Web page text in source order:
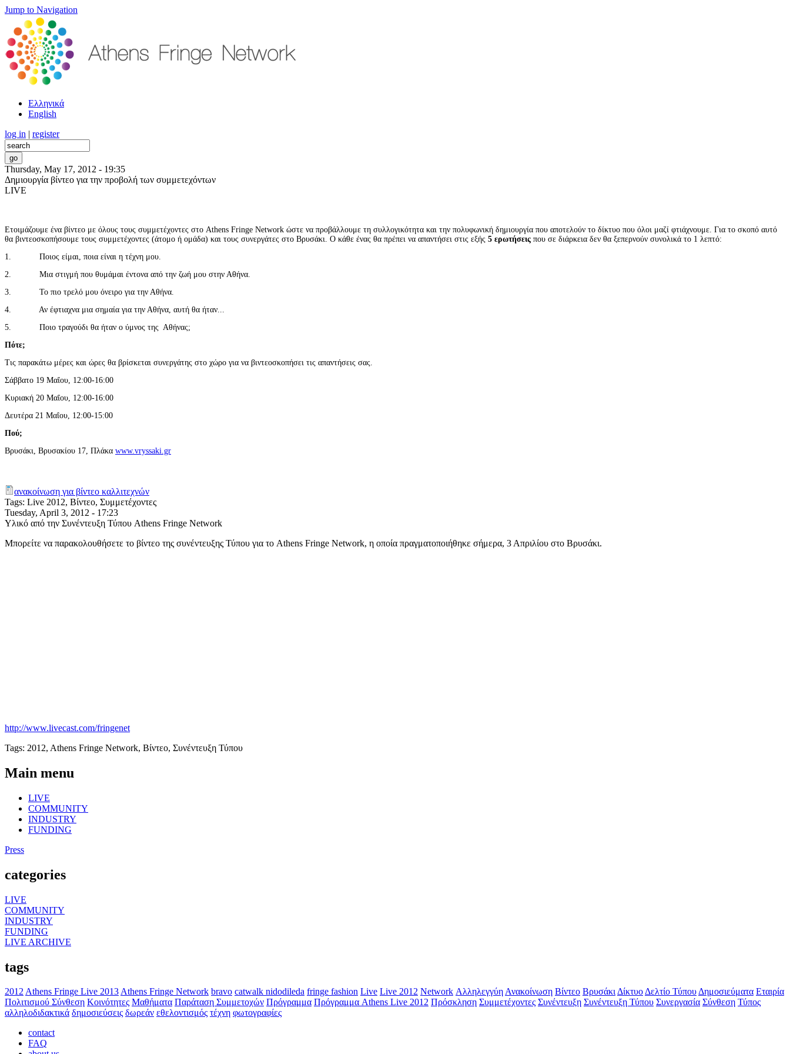
Jump to Navigation
Ελληνικά
English
log in | register
Thursday, May 17, 2012 - 19:35
Δημιουργία βίντεο για την προβολή των συμμετεχόντων
LIVE
Ετοιμάζουμε ένα βίντεο με όλους τους συμμετέχοντες στο Athens Fringe Network ώστε να προβάλλουμε τη συλλογικότητα και την πολυφωνική δημιουργία που αποτελούν το δίκτυο που όλοι μαζί φτιάχνουμε. Για το σκοπό αυτό
θα βιντεοσκοπήσουμε τους συμμετέχοντες (άτομο ή ομάδα) και τους συνεργάτες στο Βρυσάκι. Ο κάθε ένας θα πρέπει να απαντήσει στις εξής 5 ερωτήσεις που σε διάρκεια δεν θα ξεπερνούν συνολικά το 1 λεπτό:
1. Ποιος είμαι, ποια είναι η τέχνη μου.
2. Μια στιγμή που θυμάμαι έντονα από την ζωή μου στην Αθήνα.
3. Το πιο τρελό μου όνειρο για την Αθήνα.
4. Αν έφτιαχνα μια σημαία για την Αθήνα, αυτή θα ήταν...
5. Ποιο τραγούδι θα ήταν ο ύμνος της Αθήνας;
Πότε;
Τις παρακάτω μέρες και ώρες θα βρίσκεται συνεργάτης στο χώρο για να βιντεοσκοπήσει τις απαντήσεις σας.
Σάββατο 19 Μαΐου, 12:00-16:00
Κυριακή 20 Μαΐου, 12:00-16:00
Δευτέρα 21 Μαΐου, 12:00-15:00
Πού;
Βρυσάκι, Βρυσακίου 17, Πλάκα www.vryssaki.gr
ανακοίνωση για βίντεο καλλιτεχνών
Tags: Live 2012, Βίντεο, Συμμετέχοντες
Tuesday, April 3, 2012 - 17:23
Υλικό από την Συνέντευξη Τύπου Athens Fringe Network
Μπορείτε να παρακολουθήσετε το βίντεο της συνέντευξης Τύπου για το Athens Fringe Network, η οποία πραγματοποιήθηκε σήμερα, 3 Απριλίου στο Βρυσάκι.
http://www.livecast.com/fringenet
Tags: 2012, Athens Fringe Network, Βίντεο, Συνέντευξη Τύπου
Main menu
LIVE
COMMUNITY
INDUSTRY
FUNDING
Press
categories
LIVE
COMMUNITY
INDUSTRY
FUNDING
LIVE ARCHIVE
tags
2012Athens Fringe Live 2013Athens Fringe Network bravo catwalk nidodileda fringe fashion Live Live 2012 Network ΑλληλεγγύηΑνακοίνωση Βίντεο ΒρυσάκιΔίκτυοΔελτίο ΤύπουΔημοσιεύματα Εταιρία
Πολιτισμού Σύνθεση Κοινότητες Μαθήματα Παράταση Συμμετοχών Πρόγραμμα Πρόγραμμα Athens Live 2012 Πρόσκληση Συμμετέχοντες Συνέντευξη Συνέντευξη Τύπου Συνεργασία Σύνθεση Τύπος
αλληλοδιδακτικά δημοσιεύσεις δωρεάν εθελοντισμός τέχνη φωτογραφίες
contact
FAQ